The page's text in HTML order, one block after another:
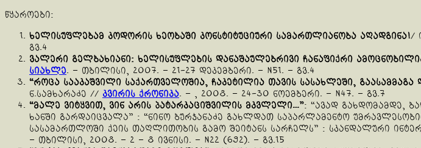
წყაროები:
ხელისუფლებამ კოდორის ხეობაში კონსტიტუციური სამართლიანობა აღადგინა!/
გვ.4
ვალერი გელბახიანი: ხელისუფლების დანაშაულებრივი ჩანაფიქრი
სიახლე. – თბილისი, 2007. – 21-27 დეკემბერი. – N51. – გვ.4
“როცა სააკაშვილი საქართველოშია, ჩაკეტილია თავის სასახლეში, გაასამმაგა
ნ.სამხარაძე // კვირის ქრონიკა. – , 2008. – 24-30 ნოემბერი. – N47. – გვ.7
“მალე ვიტყვით, ვინ არის პატარკაციშვილის მკვლელი…”: “ავად გახდომამდე,
ხანში გარდაიცვალა” : “ნინო ბურჯანაძე გახლდათ საპარლამენტო
სასამართლოში ქეის თაღლითობის გამო შეიტანს სარჩელს” : სკანდალური
– თბილისი, 2008. – 2 – 8 ივნისი. – N22 (692). – გვ.15